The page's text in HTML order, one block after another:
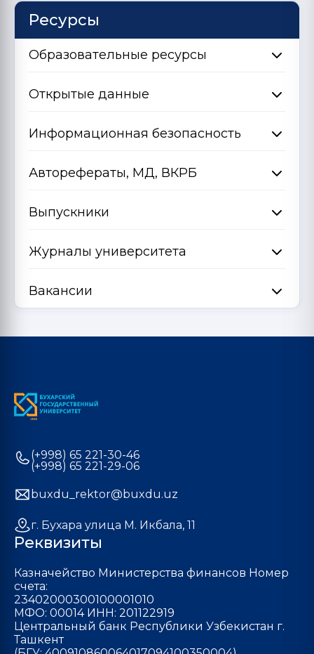
Ресурсы
Образовательные ресурсы
Открытые данные
Информационная безопасность
Авторефераты, МД, ВКРБ
Выпускники
Журналы университета
Вакансии
(+998) 65 221-30-46
(+998) 65 221-29-06
buxdu_rektor@buxdu.uz
г. Бухара улица М. Икбала, 11
Реквизиты
Казначейство Министерства финансов Номер
счета:
23402000300100001010
МФО: 00014 ИНН: 201122919
Центральный банк Республики Узбекистан г.
Ташкент